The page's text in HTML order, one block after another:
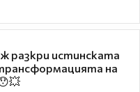
разкри истинската
на